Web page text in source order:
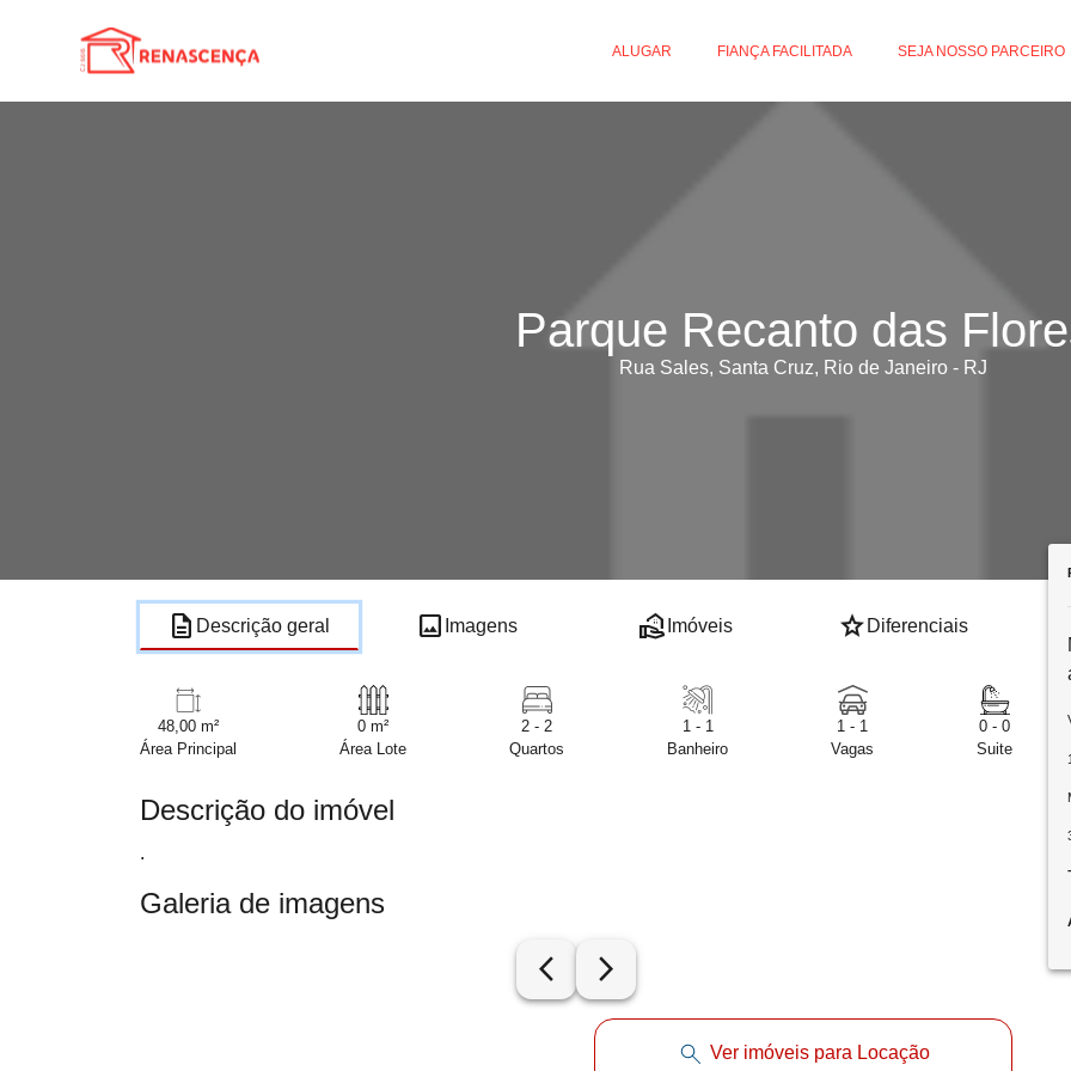
ALUGAR FIANÇA FACILITADA SEJA NOSSO PARCEIRO
Parque Recanto das
Rua Sales, Santa Cruz, Rio de Janeiro - RJ
description Descrição geral image Imagens real_estate_agent Imóveis star Diferenciais
48,00 m²
Área Principal
0 m²
Área Lote
2 - 2
Quartos
1 - 1
Banheiro
1 - 1
Vagas
0 - 0
Suite
Descrição do imóvel
.
Galeria de imagens
arrow_back_ios_new arrow_forward_ios
Ver imóveis para Locação